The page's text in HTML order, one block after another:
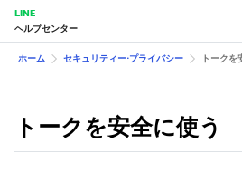
LINE
ヘルプセンター
ホーム セキュリティー⋅プライバシー トークを
トークを安全に使う